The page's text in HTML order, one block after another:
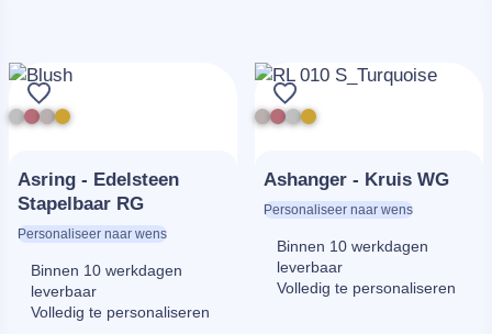
Asring - Edelsteen
Stapelbaar RG
Personaliseer naar wens
Binnen 10 werkdagen
leverbaar
Volledig te personaliseren
Ashanger - Kruis WG
Personaliseer naar wens
Binnen 10 werkdagen
leverbaar
Volledig te personaliseren